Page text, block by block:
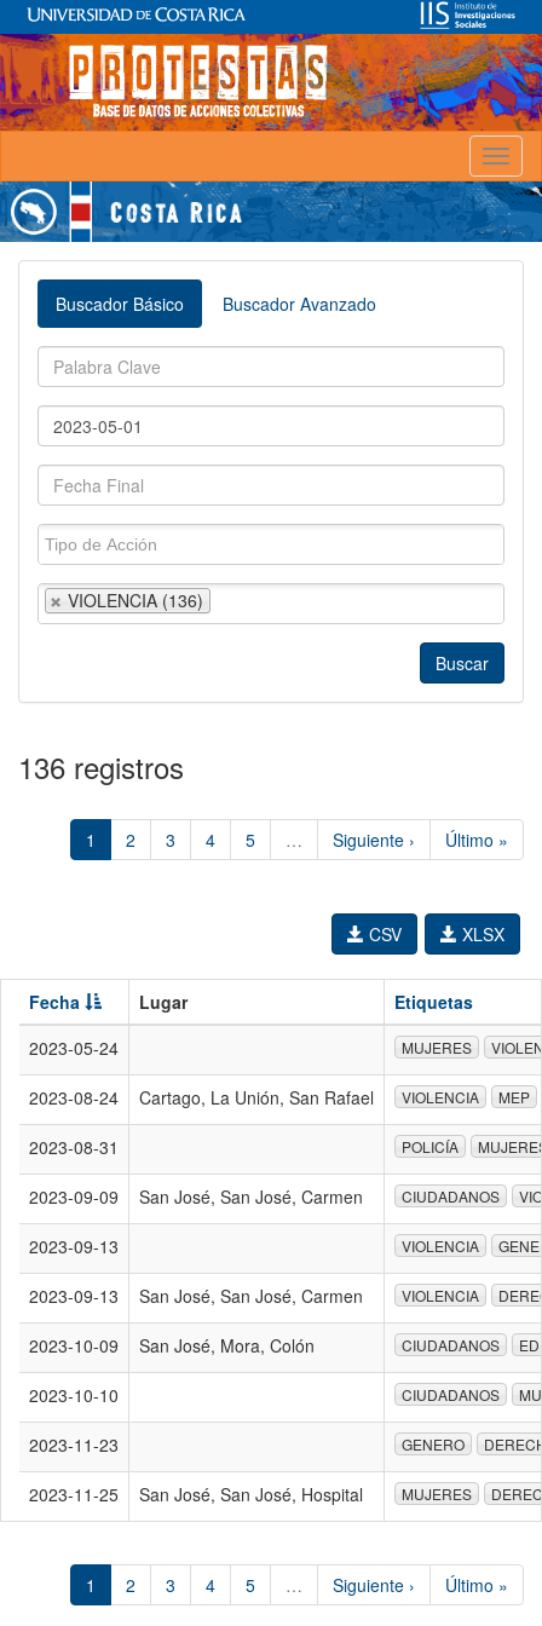
Buscador Básico Buscador Avanzado
VIOLENCIA (136)
136 registros
1 2 3 4 5 … Siguiente › Último »
XLSX
CSV
Fecha Lugar
Etiquetas
2023-05-24
MUJERES
2023-08-24 Cartago, La Unión, San Rafael VIOLENCIA MEP
2023-08-31 POLICÍA
2023-09-09 San José, San José, Carmen CIUDADANOS
2023-09-13 VIOLENCIA
2023-09-13 San José, San José, Carmen VIOLENCIA
2023-10-09 San José, Mora, Colón CIUDADANOS
2023-10-10 CIUDADANOS
2023-11-23 GENERO
2023-11-25 San José, San José, Hospital MUJERES
1 2 3 4 5 … Siguiente › Último »